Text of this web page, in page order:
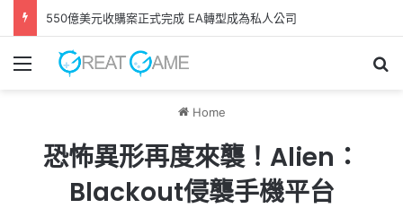
GAME FREAK全新作品《 轉世之獸 》 遊戲今日正式發售！
Menu
Home
恐怖異形再度來襲！Alien：
Blackout侵襲手機平台